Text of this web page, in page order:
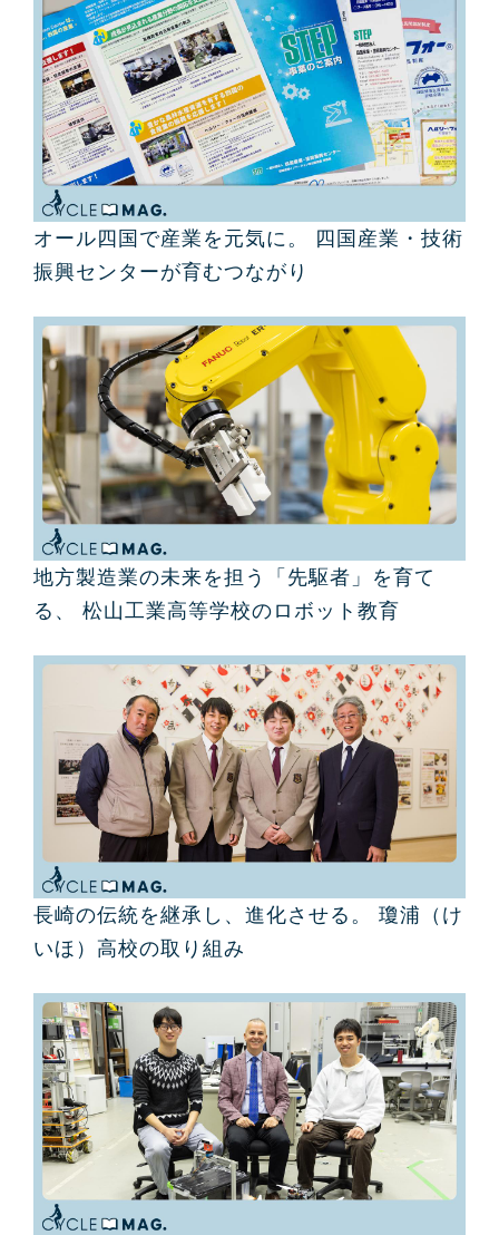
オール四国で産業を元気に。 四国産業・技術
振興センターが育むつながり
地方製造業の未来を担う「先駆者」を育て
る、 松山工業高等学校のロボット教育
長崎の伝統を継承し、進化させる。 瓊浦（け
いほ）高校の取り組み